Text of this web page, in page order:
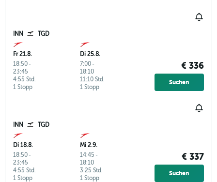
INN TGD
Fr 21.8.
18:50-
23:45
1 Stopp
4:55 Std.
Di 25.8.
7:00-
18:10
1 Stopp
11:10 Std.
€ 336
Suchen
INN TGD
Di 18.8.
18:50-
23:45
1 Stopp
4:55 Std.
Mi 2.9.
14:45 -
18:10
1 Stopp
3:25 Std.
€ 337
Suchen